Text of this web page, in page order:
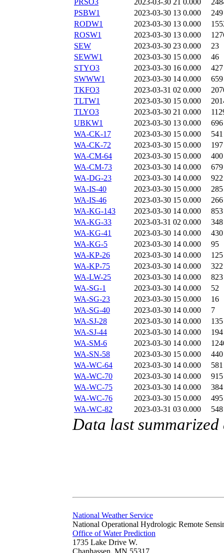
PRSO3 2023-03-30 21 0.000
PSBW1
2023-03-30 13 0.000
249
RODW1
2023-03-30 13 0.000
ROSW1
2023-03-30 13 0.000
SEW
2023-03-30 23 0.000
23
SEWW1
2023-03-30 15 0.000
46
STYO3
2023-03-30 16 0.000
427
SWWW1
2023-03-30 14 0.000
659
TKFO3
2023-03-31 02 0.000
TLTW1
2023-03-30 15 0.000
TLYO3
2023-03-30 21 0.000
UBKW1
2023-03-30 13 0.000
696
WA-CK-17
2023-03-30 15 0.000
541
WA-CK-72
2023-03-30 15 0.000
197
WA-CM-64
2023-03-30 15 0.000
400
WA-CM-73
2023-03-30 14 0.000
679
WA-DG-23
2023-03-30 14 0.000
922
WA-IS-40
2023-03-30 15 0.000
285
WA-IS-46
2023-03-30 15 0.000
266
WA-KG-143
2023-03-30 14 0.000
853
WA-KG-33
2023-03-31 02 0.000
348
WA-KG-41
2023-03-30 14 0.000
430
WA-KG-5
2023-03-30 14 0.000
95
WA-KP-26
2023-03-30 14 0.000
125
WA-KP-75
2023-03-30 14 0.000
322
WA-LW-25
2023-03-30 14 0.000
823
WA-SG-1
2023-03-30 14 0.000
52
WA-SG-23
2023-03-30 15 0.000
16
WA-SG-40
2023-03-30 14 0.000
7
WA-SJ-28
2023-03-30 14 0.000
135
WA-SJ-44
2023-03-30 14 0.000
194
WA-SM-6
2023-03-30 14 0.000
WA-SN-58
2023-03-30 15 0.000
440
WA-WC-64
2023-03-30 14 0.000
581
WA-WC-70
2023-03-30 14 0.000
915
WA-WC-75
2023-03-30 14 0.000
384
WA-WC-76
2023-03-30 15 0.000
495
WA-WC-82
2023-03-31 03 0.000 548
Data last
National Weather Service
National Operational Hydrologic Remote
Office of Water Prediction
1735 Lake Drive W.